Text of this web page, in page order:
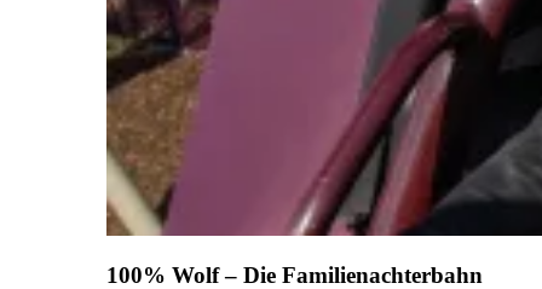
100% Wolf – Die Familienachterbahn